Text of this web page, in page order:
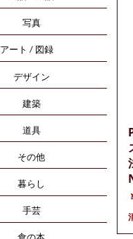
写真
アート / 図録
デザイン
建築
道具
その他
暮らし
手芸